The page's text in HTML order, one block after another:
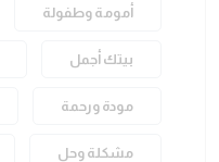
أمومة وطفولة
بيتك أجمل
مودة ورحمة
مشكلة وحل